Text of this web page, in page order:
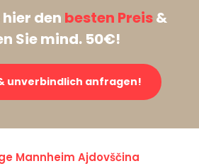
den besten Preis&
Sie mind. 50€!
unverbindlich anfragen!
Mannheim Ajdovščina